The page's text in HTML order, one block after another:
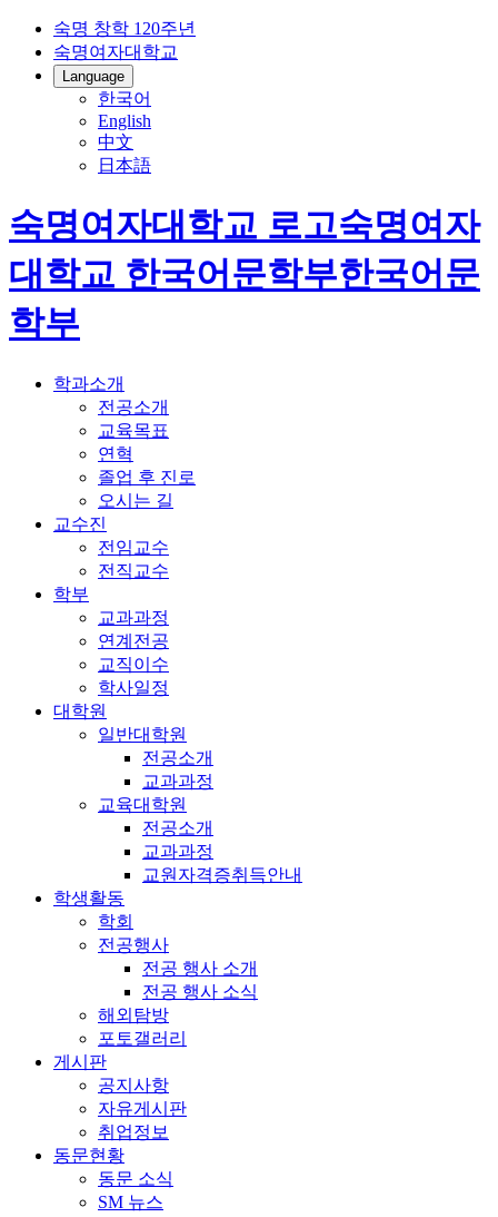
숙명 창학 120주년
숙명여자대학교
Language
한국어
English
中文
日本語
숙명여자대학교 로고숙명여자
대학교 한국어문학부한국어문
학부
학과소개
전공소개
교육목표
연혁
졸업 후 진로
오시는 길
교수진
전임교수
전직교수
학부
교과과정
연계전공
교직이수
학사일정
대학원
일반대학원
전공소개
교과과정
교육대학원
전공소개
교과과정
교원자격증취득안내
학생활동
학회
전공행사
전공 행사 소개
전공 행사 소식
해외탐방
포토갤러리
게시판
공지사항
자유게시판
취업정보
동문현황
동문 소식
SM 뉴스